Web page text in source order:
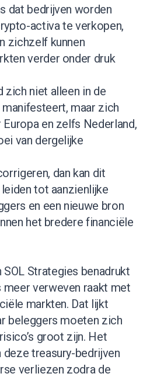
dat bedrijven worden
activa te verkopen,
zichzelf kunnen
verder onder druk
zich niet alleen in de
maar zich
en zelfs Nederland,
van dergelijke
dan kan dit
tot aanzienlijke
en een nieuwe bron
het bredere financiële
SOL Strategies benadrukt
verweven raakt met
markten. Dat lijkt
beleggers moeten zich
groot zijn. Het
deze treasury-bedrijven
verliezen zodra de